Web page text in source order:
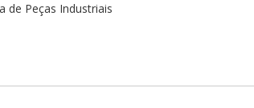
de Peças Industriais